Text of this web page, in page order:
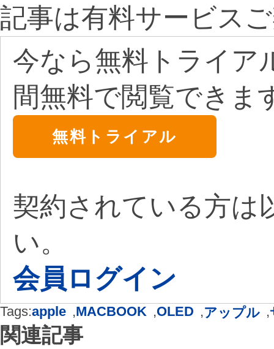
記事は有料サービス
今なら無料トライア
間無料で閲覧できま
無料トライアル
契約されている方は
い。
会員ログイン
Tags:apple ,MACBOOK ,OLED ,アップル ,
関連記事